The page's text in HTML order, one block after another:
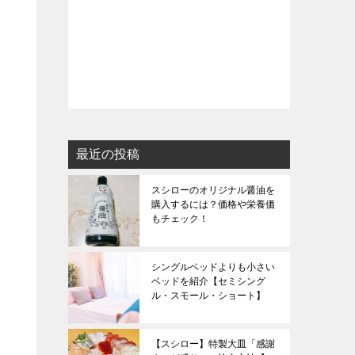
最近の投稿
スシローのオリジナル醤油を
購入するには？価格や栄養価
もチェック！
シングルベッドよりも小さい
ベッドを紹介【セミシング
ル・スモール・ショート】
【スシロー】特製大皿「感謝